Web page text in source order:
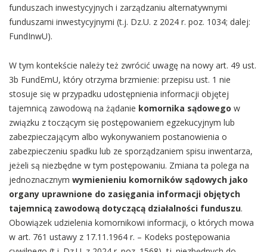
funduszach inwestycyjnych i zarządzaniu alternatywnymi
funduszami inwestycyjnymi (t.j. Dz.U. z 2024 r. poz. 1034; dalej:
FundInwU).
W tym kontekście należy też zwrócić uwagę na nowy art. 49 ust.
3b FundEmU, który otrzyma brzmienie: przepisu ust. 1 nie
stosuje się w przypadku udostępnienia informacji objętej
tajemnicą zawodową na żądanie komornika sądowego w
związku z toczącym się postępowaniem egzekucyjnym lub
zabezpieczającym albo wykonywaniem postanowienia o
zabezpieczeniu spadku lub ze sporządzaniem spisu inwentarza,
jeżeli są niezbędne w tym postępowaniu. Zmiana ta polega na
jednoznacznym wymienieniu komorników sądowych jako
organy uprawnione do zasięgania informacji objętych
tajemnicą zawodową dotyczącą działalności funduszu.
Obowiązek udzielenia komornikowi informacji, o których mowa
w art. 761 ustawy z 17.11.1964 r. – Kodeks postępowania